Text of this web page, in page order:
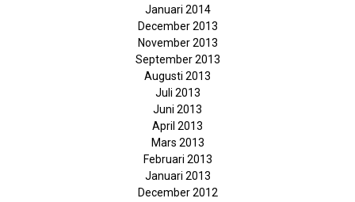
Januari 2014
December 2013
November 2013
September 2013
Augusti 2013
Juli 2013
Juni 2013
April 2013
Mars 2013
Februari 2013
Januari 2013
December 2012